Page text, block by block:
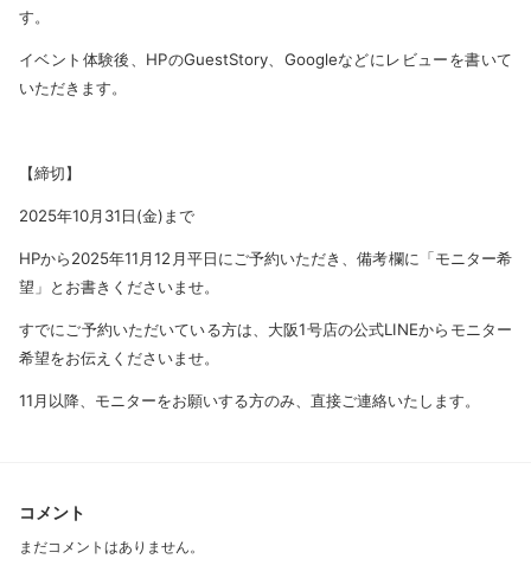
す。
イベント体験後、HPのGuestStory、Googleなどにレビューを書いて
いただきます。
【締切】
2025年10月31日(金)まで
HPから2025年11月12月平日にご予約いただき、備考欄に「モニター希
望」とお書きくださいませ。
すでにご予約いただいている方は、大阪1号店の公式LINEからモニター
希望をお伝えくださいませ。
11月以降、モニターをお願いする方のみ、直接ご連絡いたします。
コメント
まだコメントはありません。